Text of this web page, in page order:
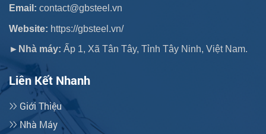
Email: contact@gbsteel.vn
Website: https://gbsteel.vn/
►Nhà máy: Ấp 1, Xã Tân Tây, Tỉnh Tây Ninh, Việt Nam.
Liên Kết Nhanh
Giới Thiệu
Nhà Máy